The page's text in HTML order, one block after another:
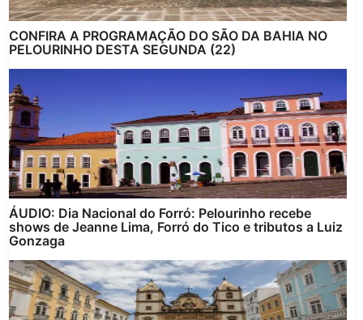
CONFIRA A PROGRAMAÇÃO DO SÃO DA BAHIA NO
PELOURINHO DESTA SEGUNDA (22)
ÁUDIO: Dia Nacional do Forró: Pelourinho recebe
shows de Jeanne Lima, Forró do Tico e tributos a Luiz
Gonzaga